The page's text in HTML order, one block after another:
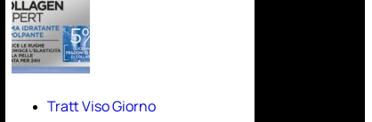
Tratt Viso Giorno